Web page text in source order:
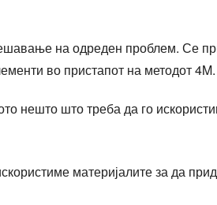
на одреден проблем. Се
во пристапот на методот 4M.
нешто што треба да го
материјалите за да